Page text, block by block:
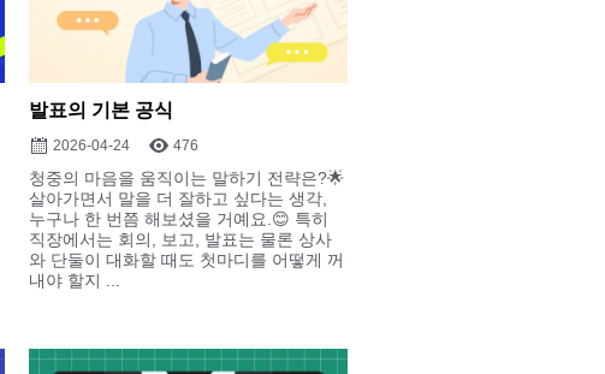
발표의 기본 공식
2026-04-24 476
청중의 마음을 움직이는 말하기 전략은?🌟
살아가면서 말을 더 잘하고 싶다는 생각,
누구나 한 번쯤 해보셨을 거예요.😊 특히
직장에서는 회의, 보고, 발표는 물론 상사
와 단둘이 대화할 때도 첫마디를 어떻게 꺼
내야 할지 ...